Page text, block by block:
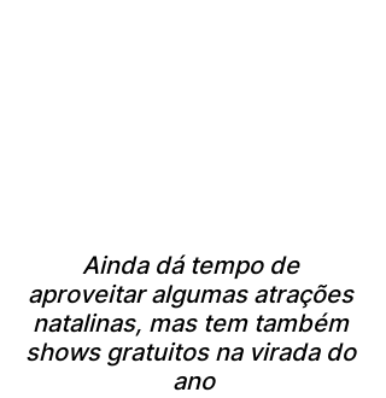
Ainda dá tempo de
aproveitar algumas atrações
natalinas, mas tem também
shows gratuitos na virada do
ano